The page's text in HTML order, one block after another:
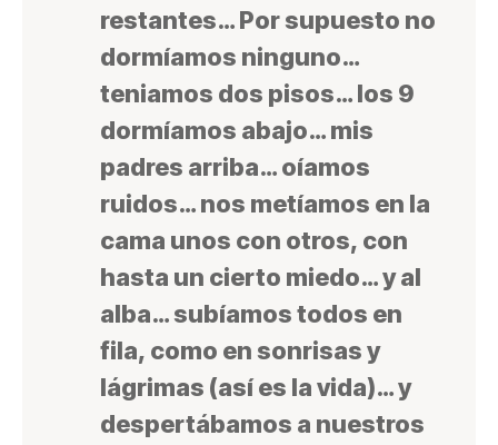
restantes… Por supuesto no
dormíamos ninguno…
teniamos dos pisos… los 9
dormíamos abajo… mis
padres arriba… oíamos
ruidos… nos metíamos en la
cama unos con otros, con
hasta un cierto miedo… y al
alba… subíamos todos en
fila, como en sonrisas y
lágrimas (así es la vida)… y
despertábamos a nuestros